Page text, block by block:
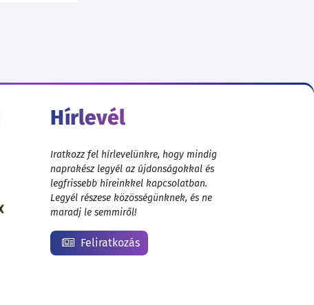
Hírlevél
Iratkozz fel hírlevelünkre, hogy mindig
naprakész legyél az újdonságokkal és
legfrissebb híreinkkel kapcsolatban.
Legyél részese közösségünknek, és ne
maradj le semmiről!
Feliratkozás